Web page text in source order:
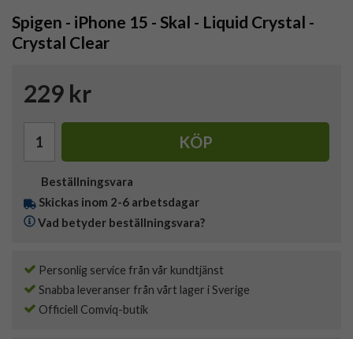
Spigen - iPhone 15 - Skal - Liquid Crystal -
Crystal Clear
229 kr
KÖP
Beställningsvara
Skickas inom 2-6 arbetsdagar
Vad betyder beställningsvara?
Personlig service från vår kundtjänst
Snabba leveranser från vårt lager i Sverige
Officiell Comviq-butik